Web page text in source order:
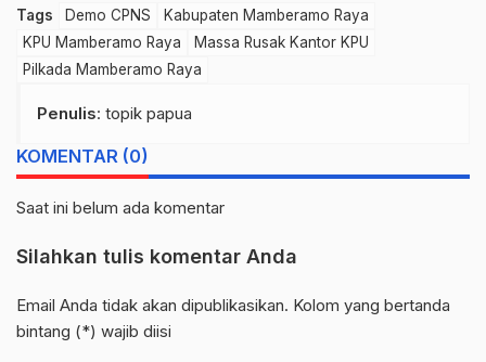
Tags Demo CPNS
Kabupaten Mamberamo Raya
KPU Mamberamo Raya
Massa Rusak Kantor KPU
Pilkada Mamberamo Raya
Penulis: topik papua
KOMENTAR (0)
Saat ini belum ada komentar
Silahkan tulis komentar Anda
Email Anda tidak akan dipublikasikan. Kolom yang bertanda
bintang (*) wajib diisi